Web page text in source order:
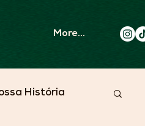
More...
História